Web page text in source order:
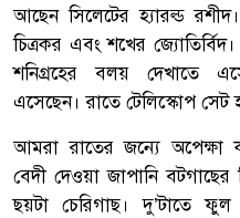
আছেন সিলেটের হ্যারল্ড
চিত্রকর এবং শখের
শনিগ্রহের বলয় দেখাতে
এসেছেন। রাতে টেলিস্কোপ সেট
আমরা রাতের জন্যে অপেক্ষা
বেদী দেওয়া জাপানি
ছয়টা চেরিগাছ। দু’টাতে